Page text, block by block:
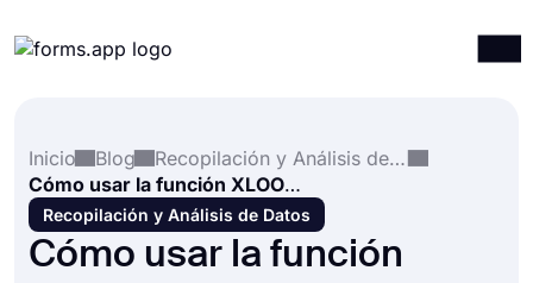
Integraciones
Plantillas
Recursos
Inicio
Blog
Recopilación y Análisis de Datos
Cómo usar la función XLOOKUP en Google Sheets
Recopilación y Análisis de Datos
Cómo usar la función